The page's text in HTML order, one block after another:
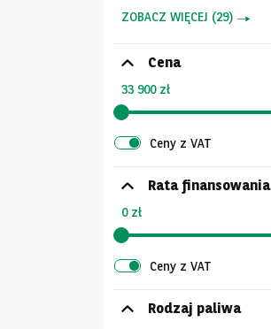
ZOBACZ WIĘCEJ (29)
Cena
33 900 zł
Ceny z VAT
Rata finansowania
0 zł
Ceny z VAT
Rodzaj paliwa